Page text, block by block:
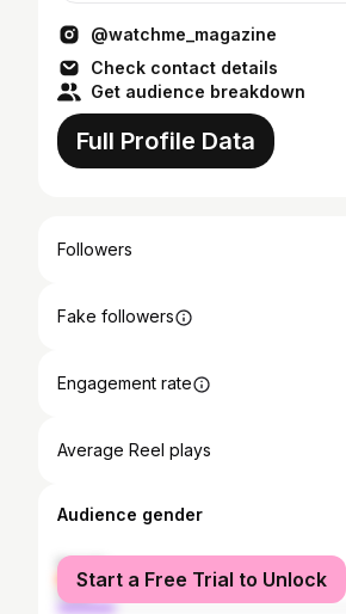
@watchme_magazine
Check contact details
Get audience breakdown
Full Profile Data
Followers
Fake followers
Engagement rate
Average Reel plays
Audience gender
female
male
Start a Free Trial to Unlock